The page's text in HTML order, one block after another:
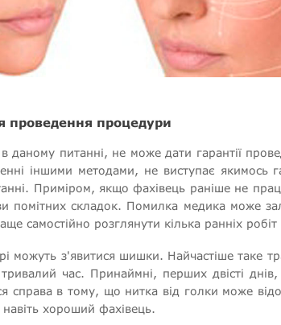
проведення процедури
даному питанні, не може дати гарантії
іншими методами, не виступає якимось
Приміром, якщо фахівець раніше не
помітних складок. Помилка медика може
самостійно розглянути кілька ранніх
можуть з'явитися шишки. Найчастіше таке
час. Принаймні, перших двісті
справа в тому, що нитка від голки може
хороший фахівець.